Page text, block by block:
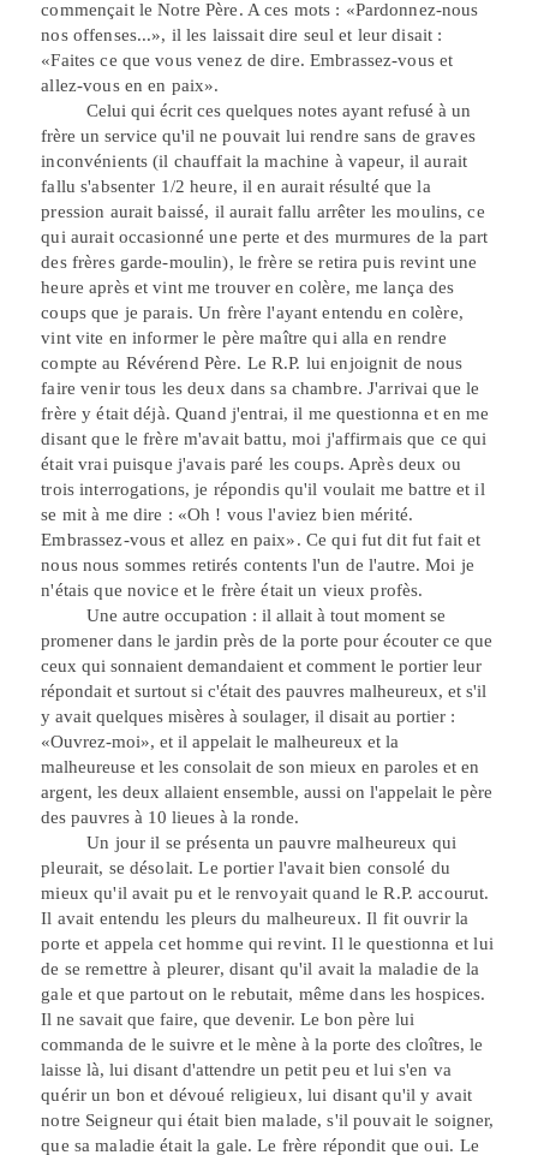
commençait le Notre Père. A ces mots : «Pardonnez-nous
nos offenses...», il les laissait dire seul et leur disait :
«Faites ce que vous venez de dire. Embrassez-vous et
allez-vous en en paix».
Celui qui écrit ces quelques notes ayant refusé à un
frère un service qu'il ne pouvait lui rendre sans de graves
inconvénients (il chauffait la machine à vapeur, il aurait
fallu s'absenter 1/2 heure, il en aurait résulté que la
pression aurait baissé, il aurait fallu arrêter les moulins, ce
qui aurait occasionné une perte et des murmures de la part
des frères garde-moulin), le frère se retira puis revint une
heure après et vint me trouver en colère, me lança des
coups que je parais. Un frère l'ayant entendu en colère,
vint vite en informer le père maître qui alla en rendre
compte au Révérend Père. Le R.P. lui enjoignit de nous
faire venir tous les deux dans sa chambre. J'arrivai que le
frère y était déjà. Quand j'entrai, il me questionna et en me
disant que le frère m'avait battu, moi j'affirmais que ce qui
était vrai puisque j'avais paré les coups. Après deux ou
trois interrogations, je répondis qu'il voulait me battre et il
se mit à me dire : «Oh ! vous l'aviez bien mérité.
Embrassez-vous et allez en paix». Ce qui fut dit fut fait et
nous nous sommes retirés contents l'un de l'autre. Moi je
n'étais que novice et le frère était un vieux profès.
Une autre occupation : il allait à tout moment se
promener dans le jardin près de la porte pour écouter ce que
ceux qui sonnaient demandaient et comment le portier leur
répondait et surtout si c'était des pauvres malheureux, ets'il
y avait quelques misères à soulager, il disait au portier :
«Ouvrez-moi», et il appelait le malheureux et la
malheureuse et les consolait de son mieux en paroles et en
argent, les deux allaient ensemble, aussi on l'appelait le père
des pauvres à 10 lieues à la ronde.
Un jour il se présentaunpauvre malheureux qui
pleurait, se désolait. Le portier l'avait bien consolé du
mieux qu'il avait pu et le renvoyait quand le R.P. accourut.
Il avait entendu lespleursdu malheureux. Il fit ouvrir la
porte et appela cet homme qui revint. Il le questionna etlui
de se remettre à pleurer, disant qu'il avait la maladie de la
gale et que partout on le rebutait, même dansles hospices.
Il ne savait que faire, que devenir. Le bon père lui
commanda de le suivre et le mène à la porte des cloîtres, le
laisse là, lui disant d'attendre un petit peu et lui s'en va
quérir un bon et dévoué religieux, lui disant qu'il y avait
notre Seigneur qui était bien malade, s'il pouvait le soigner,
que sa maladie était la gale. Le frère répondit queoui. Le